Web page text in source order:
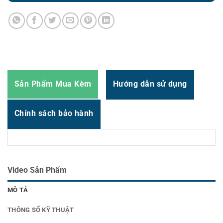
Thời gian:Từ 8h-17h30 Thứ 2 đến Thứ 7
Email : support@vincode.com.vn
Sản Phẩm Mua Kèm Hướng dẫn sử dụng
Chính sách bảo hành
Video Sản Phẩm
MÔ TẢ
THÔNG SỐ KỸ THUẬT